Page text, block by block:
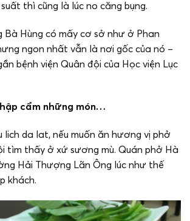
thì cũng là lúc no căng bụng.
Bà Hùng có mấy cơ sở như ở Phan
ngon nhất vẫn là nơi gốc của nó –
bệnh viện Quân đội của Học viện Lục
cẩm những món…
lich da lat, nếu muốn ăn hương vị phở
tìm thấy ở xứ sương mù. Quán phở Hà
Hải Thượng Lãn Ông lúc như thế
khách.